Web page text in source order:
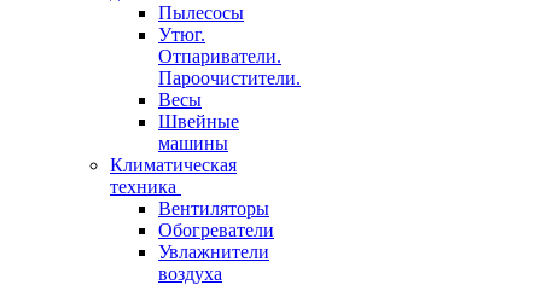
Пылесосы
Утюг.
Отпариватели.
Пароочистители.
Весы
Швейные
машины
Климатическая
техника
Вентиляторы
Обогреватели
Увлажнители
воздуха